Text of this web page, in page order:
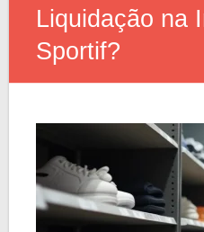
Liquidação na
Sportif?